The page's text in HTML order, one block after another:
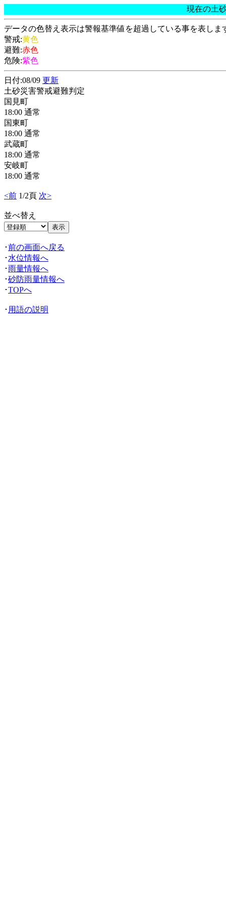
現在の土
データの色替え表示は警報基準値を超過している事を表しま
警戒:黄色
避難:赤色
危険:紫色
日付:08/09 更新
土砂災害警戒避難判定
国見町
18:00 通常
国東町
18:00 通常
武蔵町
18:00 通常
安岐町
18:00 通常
<前 1/2頁 次>
並べ替え
･前の画面へ戻る
･ 水位情報へ
･雨量情報へ
･砂防雨量情報へ
･TOPへ
･ 用語の説明